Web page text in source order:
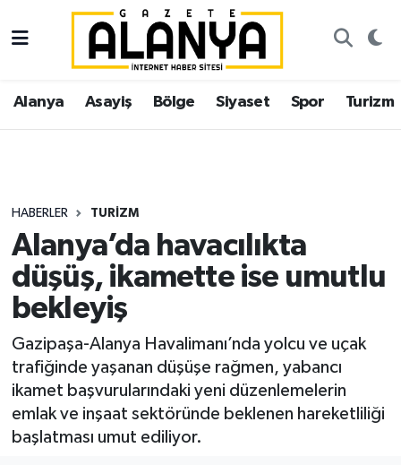
Alanya Asayiş Bölge Siyaset Spor Turizm
HABERLER TURIZM
Alanya’da havacılıkta
düşüş, ikamette ise umutlu
bekleyiş
Gazipaşa-Alanya Havalimanı’nda yolcu ve uçak
trafiğinde yaşanan düşüşe rağmen, yabancı
ikamet başvurularındaki yeni düzenlemelerin
emlak ve inşaat sektöründe beklenen hareketliliği
başlatması umut ediliyor.
Alanya
Asayiş
Siyaset
Spor
Turizm
Ekonomi
Gazipaşa
İstanbul Nöbetçi Eczaneler
İstanbul Hava Durumu
Süper Lig Puan Durumu ve Fikstür
Tüm Manşetler
Son Dakika Haberleri
Haber Arşivi